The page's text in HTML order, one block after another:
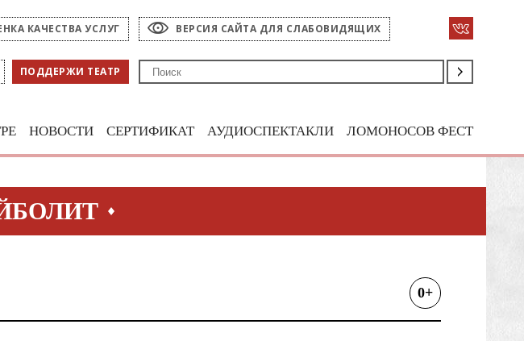
КАЧЕСТВА УСЛУГ ВЕРСИЯ САЙТА ДЛЯ СЛАБОВИДЯЩИХ
ПОДДЕРЖИ ТЕАТР
НОВОСТИ СЕРТИФИКАТ АУДИОСПЕКТАКЛИ ЛОМОНОСОВ ФЕСТ
0+